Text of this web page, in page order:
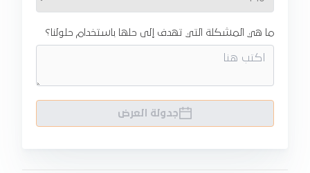
ما هي المشكلة التي تهدف إلى حلها باستخدام حلولنا؟
جدولة العرض